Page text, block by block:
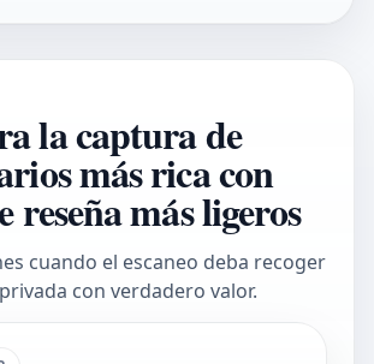
la captura de
más rica con
reseña más ligeros
cuando el escaneo deba recoger
con verdadero valor.